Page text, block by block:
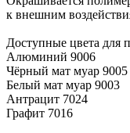
к внешним
Доступные цвета для
Алюминий 9006
Чёрный мат муар 9005
Белый мат муар 9003
Антрацит 7024
Графит 7016